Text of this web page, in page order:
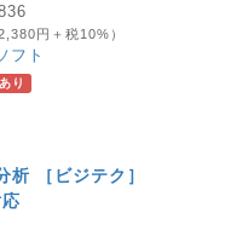
円＋税10%）
フト
り
析 ［ビジテク］